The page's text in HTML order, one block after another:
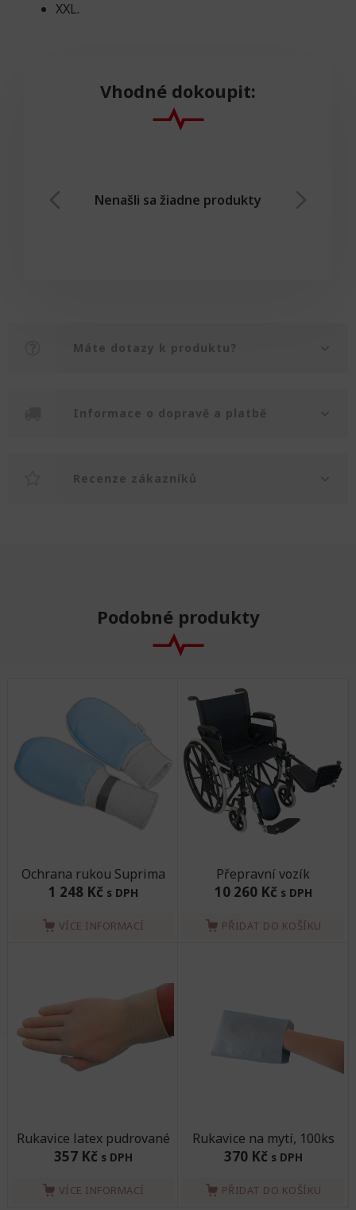
XXL.
Vhodné dokoupit:
Nenašli sa žiadne produkty
Máte dotazy k produktu?
Informace o dopravě a platbě
Recenze zákazníků
Podobné produkty
Ochrana rukou Suprima
1 248 Kč s DPH
VÍCE INFORMACÍ
Přepravní vozík
10 260 Kč s DPH
PŘIDAT DO KOŠÍKU
Rukavice latex pudrované
357 Kč s DPH
VÍCE INFORMACÍ
Rukavice na mytí, 100ks
370 Kč s DPH
PŘIDAT DO KOŠÍKU